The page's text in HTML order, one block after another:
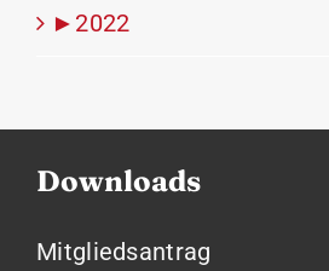
► 2022
Downloads
Mitgliedsantrag